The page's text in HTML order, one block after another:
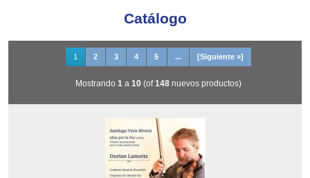
Catálogo
1 2 3 4 5 ... [Siguiente »]
Mostrando 1 a 10 (of148 nuevos productos)